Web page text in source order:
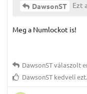
DawsonST Ezt
Meg a Numlockot is!
DawsonSTválaszolt
DawsonST kedveli ezt.